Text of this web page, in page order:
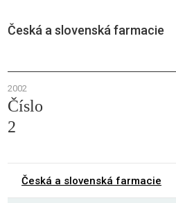
Česká a slovenská farmacie
2002
Číslo
2
Česká a slovenská farmacie